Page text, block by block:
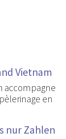
Vietnam
accompagne
en
nur Zahlen